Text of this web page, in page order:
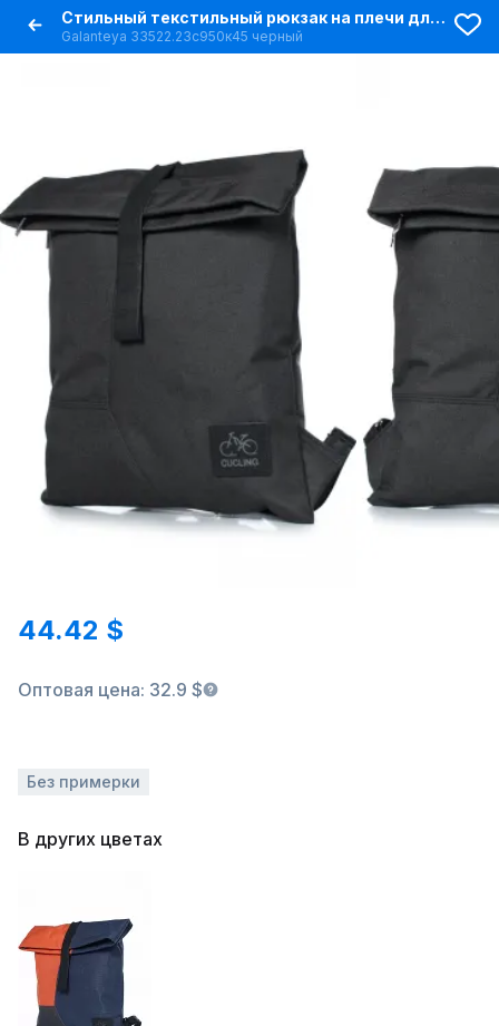
Стильный текстильный рюкзак на плечи для повседневного использования
Galanteya 33522.23с950к45 черный
44.42 $
Оптовая цена: 32.9 $
Без примерки
В других цветах